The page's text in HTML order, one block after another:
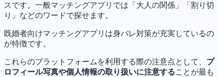
スです。一般マッチングアプリでは「大人の関係」「割り切
り」などのワードで探せます。
既婚者向けマッチングアプリは身バレ対策が充実しているの
が特徴です。
これらのプラットフォームを利用する際の注意点として、 プ
ロフィール写真や個人情報の取り扱いに注意することが最も